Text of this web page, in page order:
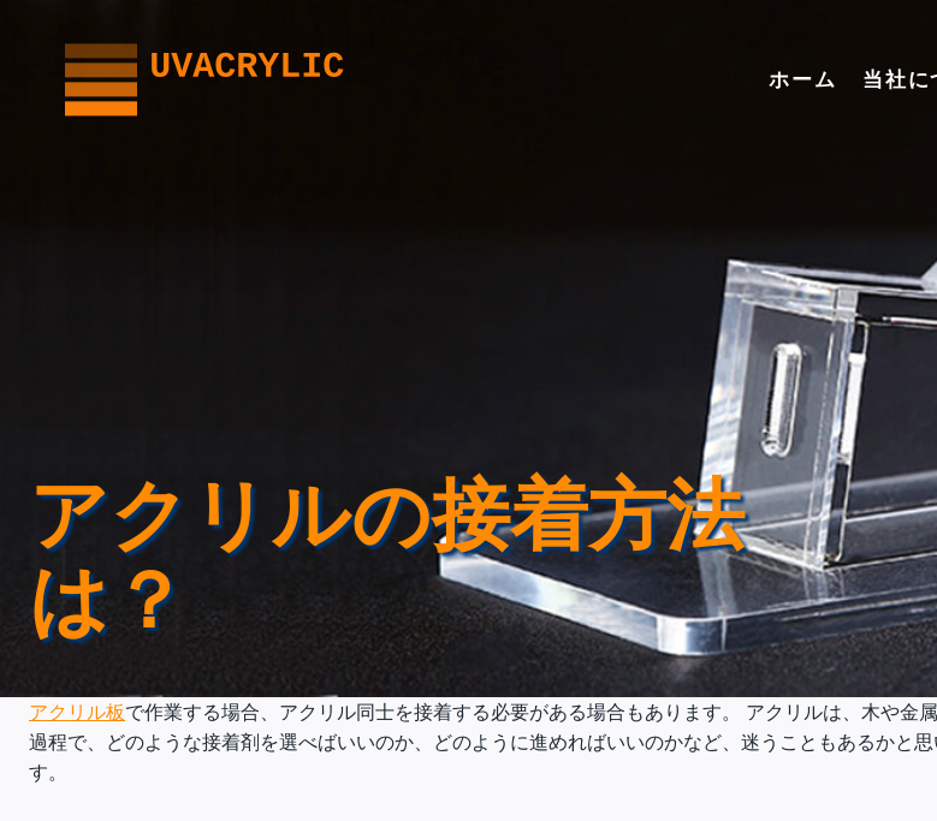
ホーム 当社に
アクリルの接着方法
は？
アクリル板で作業する場合、アクリル同士を接着する必要がある場合もあります。 アクリルは、木や
過程で、どのような接着剤を選べばいいのか、どのように進めればいいのかなど、迷うこともあるかと
す。